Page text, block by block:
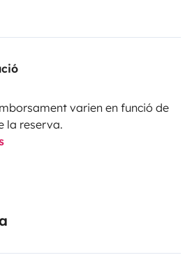
varien en funció de
la reserva.